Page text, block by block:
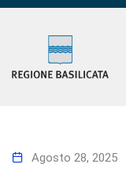
Agosto 28, 2025